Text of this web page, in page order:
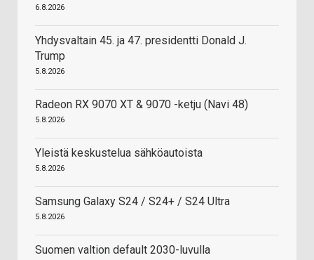
6.8.2026
Yhdysvaltain 45. ja 47. presidentti Donald J.
Trump
5.8.2026
Radeon RX 9070 XT & 9070 -ketju (Navi 48)
5.8.2026
Yleistä keskustelua sähköautoista
5.8.2026
Samsung Galaxy S24 / S24+ / S24 Ultra
5.8.2026
Suomen valtion default 2030-luvulla